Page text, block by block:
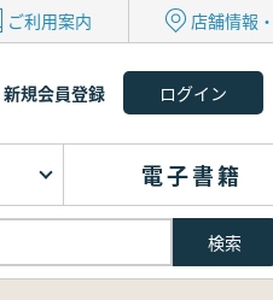
ご利用案内 店舗情報
新規会員登録
電子書籍